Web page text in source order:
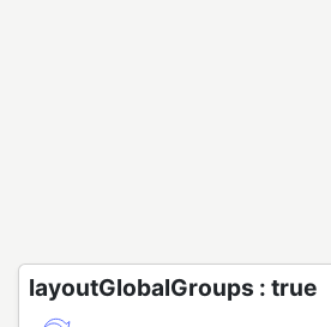
layoutGlobalGroups : true